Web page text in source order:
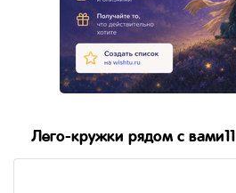
Лего-кружки рядом с вами11